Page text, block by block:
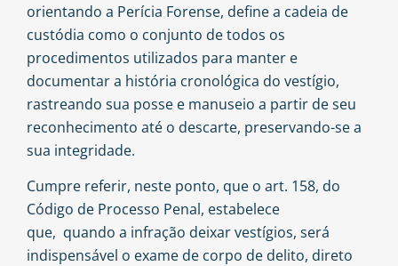
orientando a Perícia Forense, define a cadeia de
custódia como o conjunto de todos os
procedimentos utilizados para manter e
documentar a história cronológica do vestígio,
rastreando sua posse e manuseio a partir de seu
reconhecimento até o descarte, preservando-se a
sua integridade.
Cumpre referir, neste ponto, que o art. 158, do
Código de Processo Penal, estabelece
que, quando a infração deixar vestígios, será
indispensável o exame de corpo de delito, direto